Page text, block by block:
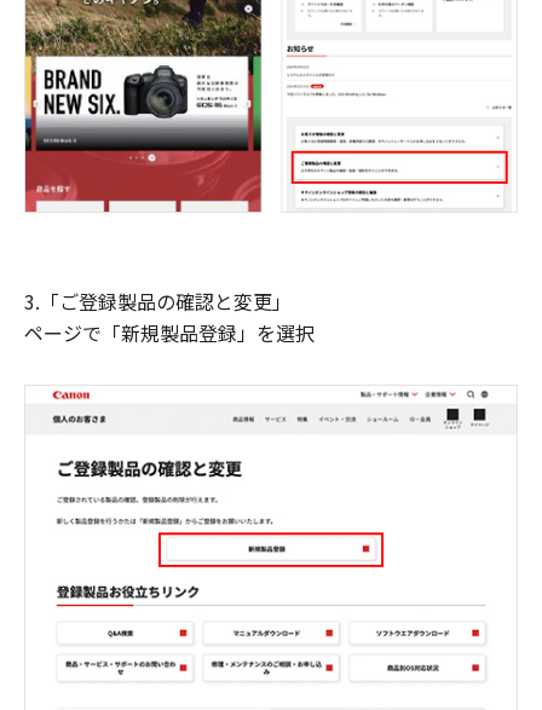
3.「ご登録製品の確認と変更」
ページで「新規製品登録」を選択